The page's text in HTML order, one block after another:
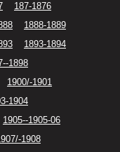
187-1876
1888-1889
1893-1894
1898
1900/-1901
1904
1905--1905-06
1908